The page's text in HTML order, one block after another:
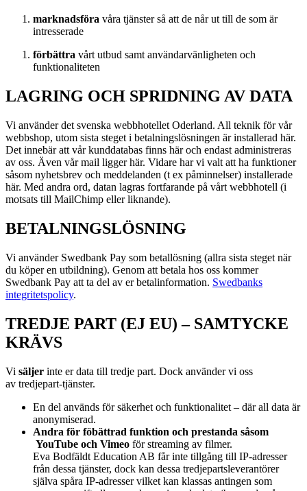
marknadsföra våra tjänster så att de når ut till de som är
intresserade
förbättra vårt utbud samt användarvänligheten och
funktionaliteten
LAGRING OCH SPRIDNING AV DATA
Vi använder det svenska webbhotellet Oderland. All teknik för vår
webbshop, utom sista steget i betalningslösningen är installerad här.
Det innebär att vår kunddatabas finns här och endast administreras
av oss. Även vår mail ligger här. Vidare har vi valt att ha funktioner
såsom nyhetsbrev och meddelanden (t ex påminnelser) installerade
här. Med andra ord, datan lagras fortfarande på vårt webbhotell (i
motsats till MailChimp eller liknande).
BETALNINGSLÖSNING
Vi använder Swedbank Pay som betallösning (allra sista steget när
du köper en utbildning). Genom att betala hos oss kommer
Swedbank Pay att ta del av er betalinformation. Swedbanks
integritetspolicy.
TREDJE PART (EJ EU) – SAMTYCKE
KRÄVS
Vi säljer inte er data till tredje part. Dock använder vi oss
av tredjepart-tjänster.
En del används för säkerhet och funktionalitet – där all data är
anonymiserad.
Andra för föbättrad funktion och prestanda såsom
YouTube och Vimeo för streaming av filmer.
Eva Bodfäldt Education AB får inte tillgång till IP-adresser
från dessa tjänster, dock kan dessa tredjepartsleverantörer
själva spåra IP-adresser vilket kan klassas antingen som